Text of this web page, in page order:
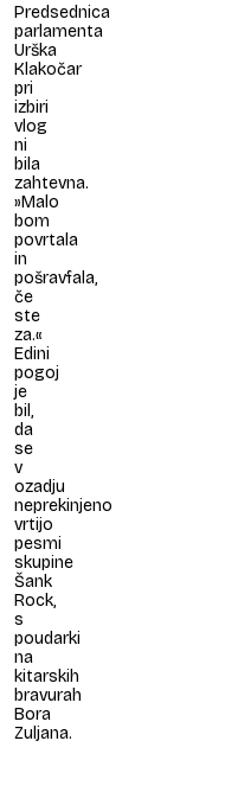
Predsednica
parlamenta
Urška
Klakočar
pri
izbiri
vlog
ni
bila
zahtevna.
»Malo
bom
povrtala
in
pošravfala,
če
ste
za.«
Edini
pogoj
je
bil,
da
se
v
ozadju
neprekinjeno
vrtijo
pesmi
skupine
Šank
Rock,
s
poudarki
na
kitarskih
bravurah
Bora
Zuljana.